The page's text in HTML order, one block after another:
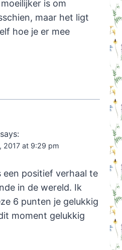
is om
maar het ligt
hoe je er mee
says:
2017 at 9:29 pm
een positief verhaal te
in de wereld. Ik
6 punten je gelukkig
moment gelukkig